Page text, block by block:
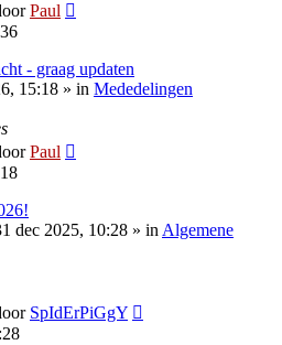
Paul
- graag updaten
15:18 » in Mededelingen
Paul
dec 2025, 10:28 » inAlgemene
SpIdErPiGgY